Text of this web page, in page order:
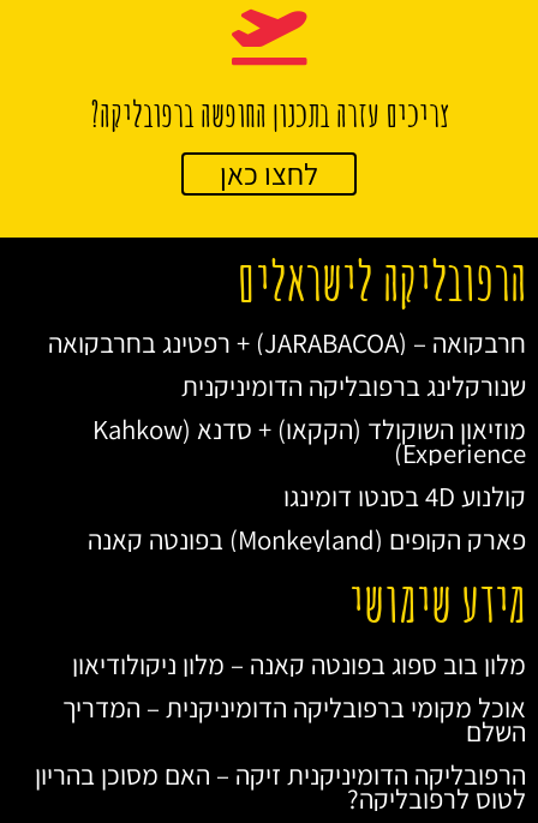
צריכים עזרה בתכנון החופשה ברפובליקה?
לחצו כאן
הרפובליקה לישראלים
חרבקואה – (JARABACOA) + רפטינג בחרבקואה
שנורקלינג ברפובליקה הדומיניקנית
מוזיאון השוקולד (הקקאו) + סדנא (Kahkow
Experience)
קולנוע 4D בסנטו דומינגו
פארק הקופים (Monkeyland) בפונטה קאנה
מידע שימושי
מלון בוב ספוג בפונטה קאנה – מלון ניקולודיאון
אוכל מקומי ברפובליקה הדומיניקנית – המדריך
השלם
הרפובליקה הדומיניקנית זיקה – האם מסוכן בהריון
לטוס לרפובליקה?